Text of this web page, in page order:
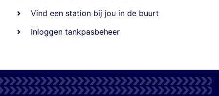
Vind een station bij jou in de buurt
Inloggen tankpasbeheer